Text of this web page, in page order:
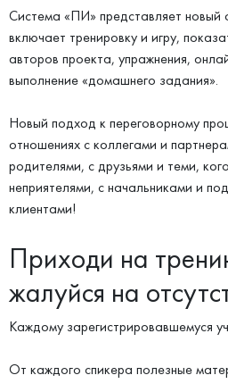
Система «ПИ» представляет
включает тренировку и игру,
авторов проекта, упражнения,
выполнение «домашнего задания».
Новый подход к переговорному
отношениях с коллегами и
родителями, с друзьями и теми,
неприятелями, с начальниками и
клиентами!
Приходи на
жалуйся на
Каждому зарегистрировавшемуся
От каждого спикера полезные